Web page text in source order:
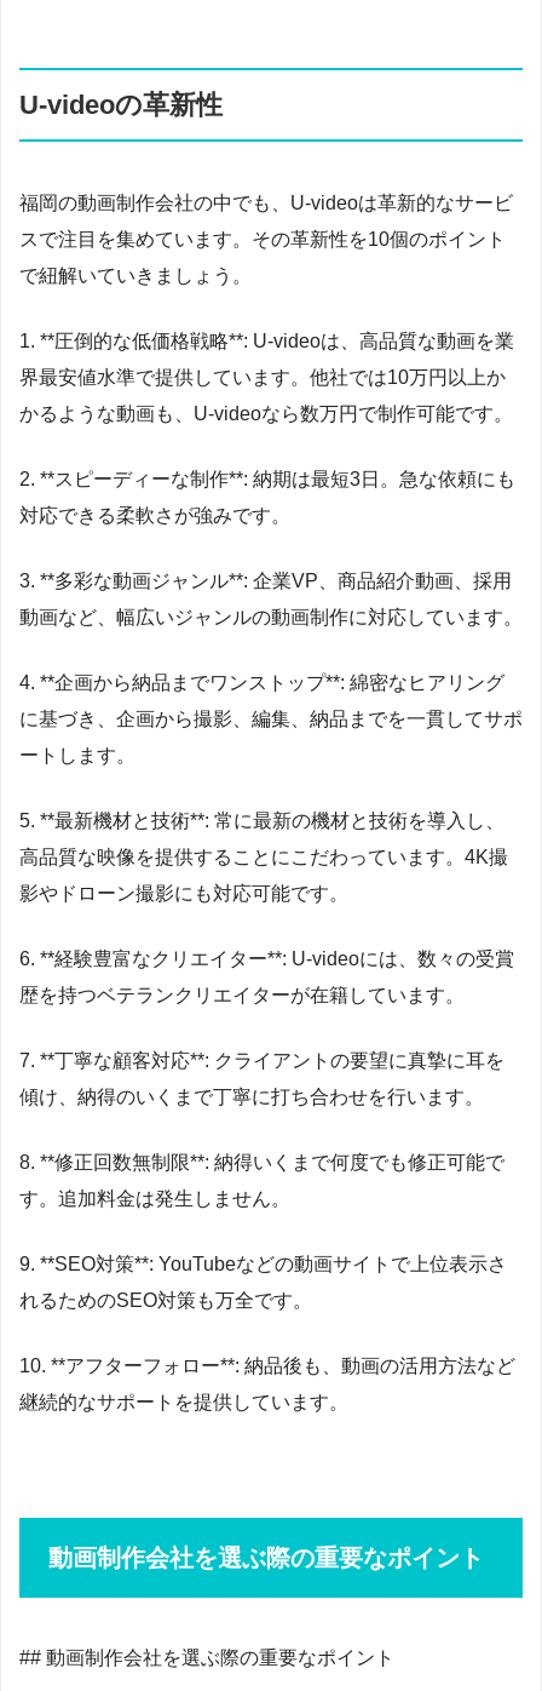
U-videoの革新性
福岡の動画制作会社の中でも、U-videoは革新的なサービ
スで注目を集めています。その革新性を10個のポイント
で紐解いていきましょう。
1. **圧倒的な低価格戦略**: U-videoは、高品質な動画を業
界最安値水準で提供しています。他社では10万円以上か
かるような動画も、U-videoなら数万円で制作可能です。
2. **スピーディーな制作**: 納期は最短3日。急な依頼にも
対応できる柔軟さが強みです。
3. **多彩な動画ジャンル**: 企業VP、商品紹介動画、採用
動画など、幅広いジャンルの動画制作に対応しています。
4. **企画から納品までワンストップ**: 綿密なヒアリング
に基づき、企画から撮影、編集、納品までを一貫してサポ
ートします。
5. **最新機材と技術**: 常に最新の機材と技術を導入し、
高品質な映像を提供することにこだわっています。4K撮
影やドローン撮影にも対応可能です。
6. **経験豊富なクリエイター**: U-videoには、数々の受賞
歴を持つベテランクリエイターが在籍しています。
7. **丁寧な顧客対応**: クライアントの要望に真摯に耳を
傾け、納得のいくまで丁寧に打ち合わせを行います。
8. **修正回数無制限**: 納得いくまで何度でも修正可能で
す。追加料金は発生しません。
9. **SEO対策**: YouTubeなどの動画サイトで上位表示さ
れるためのSEO対策も万全です。
10. **アフターフォロー**: 納品後も、動画の活用方法など
継続的なサポートを提供しています。
動画制作会社を選ぶ際の重要なポイント
## 動画制作会社を選ぶ際の重要なポイント